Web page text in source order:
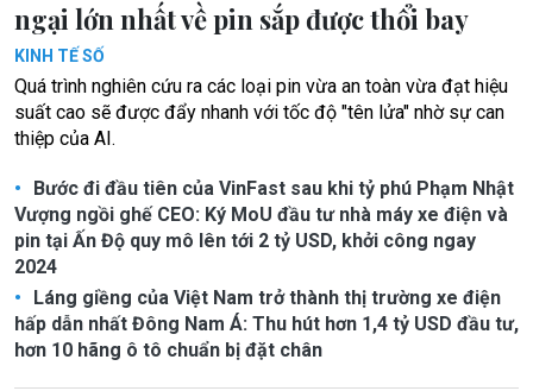
ngại lớn nhất về pin sắp được thổi bay
KINH TẾ SỐ
Quá trình nghiên cứu ra các loại pin vừa an toàn vừa đạt hiệu
suất cao sẽ được đẩy nhanh với tốc độ "tên lửa" nhờ sự can
thiệp của AI.
Bước đi đầu tiên của VinFast sau khi tỷ phú Phạm Nhật
Vượng ngồi ghế CEO: Ký MoU đầu tư nhà máy xe điện và
pin tại Ấn Độ quy mô lên tới 2 tỷ USD, khởi công ngay
2024
Láng giềng của Việt Nam trở thành thị trường xe điện
hấp dẫn nhất Đông Nam Á: Thu hút hơn 1,4 tỷ USD đầu tư,
hơn 10 hãng ô tô chuẩn bị đặt chân